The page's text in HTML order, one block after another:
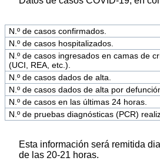
N.º de casos confirmados.
N.º de casos hospitalizados.
N.º de casos ingresados en camas de
(UCI, REA, etc.).
N.º de casos dados de alta.
N.º de casos dados de alta por
N.º de casos en las últimas 24 horas.
N.º de pruebas diagnósticas (PCR)
Esta información será remitida
de las 20-21 horas.